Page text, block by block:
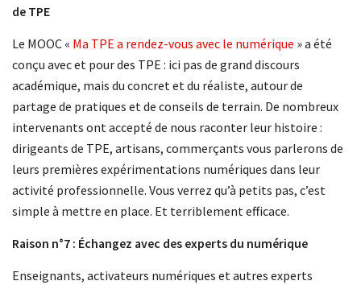
de TPE
Le MOOC « Ma TPE a rendez-vous avec le numérique » a été
conçu avec et pour des TPE : ici pas de grand discours
académique, mais du concret et du réaliste, autour de
partage de pratiques et de conseils de terrain. De nombreux
intervenants ont accepté de nous raconter leur histoire :
dirigeants de TPE, artisans, commerçants vous parlerons de
leurs premières expérimentations numériques dans leur
activité professionnelle. Vous verrez qu’à petits pas, c’est
simple à mettre en place. Et terriblement efficace.
Raison n°7 : Échangez avec des experts du numérique
Enseignants, activateurs numériques et autres experts